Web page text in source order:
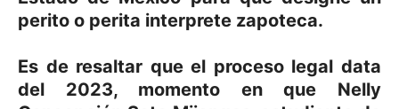
perito o perita interprete zapoteca.
Es de resaltar que el proceso legal data
del 2023, momento en que Nelly